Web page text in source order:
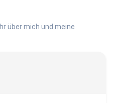
über mich und meine